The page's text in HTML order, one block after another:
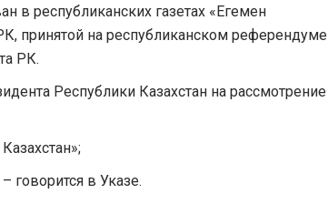
в республиканских газетах «Егемен
принятой на республиканском референдуме
РК.
Республики Казахстан на рассмотрение
говорится в Указе.